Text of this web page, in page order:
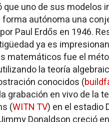
que uno de sus
autónoma una
Paul Erdős en 1946.
ya es
matemáticos fue el
la teoría
conocidos (
grabación en vivo de la
(WITN TV) en el estadio